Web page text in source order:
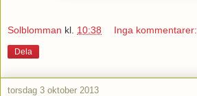
Solblomman kl. 10:38 Inga kommentarer:
Dela
torsdag 3 oktober 2013